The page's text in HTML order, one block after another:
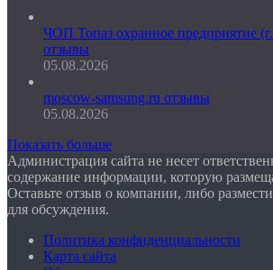
ЧОП Топаз охранное предприятие
отзывы
05.08.2026
moscow-samsung.ru отзывы
05.08.2026
Показать больше
Администрация сайта не несет
содержание информации, которую
Оставьте отзыв о компании, либо
для обсуждения.
Политика конфиденциальности
Карта сайта